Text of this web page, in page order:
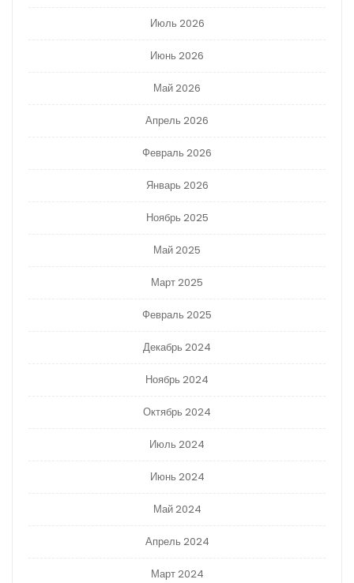
Июль 2026
Июнь 2026
Май 2026
Апрель 2026
Февраль 2026
Январь 2026
Ноябрь 2025
Май 2025
Март 2025
Февраль 2025
Декабрь 2024
Ноябрь 2024
Октябрь 2024
Июль 2024
Июнь 2024
Май 2024
Апрель 2024
Март 2024